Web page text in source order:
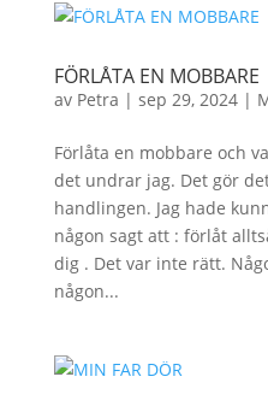
FÖRLÅTA EN MOBBARE
av Petra | sep 29, 2024|
Förlåta en mobbare och
det undrar jag. Det gör
handlingen. Jag hade
någon sagt att : förlåt
dig . Det var inte rätt.
någon...